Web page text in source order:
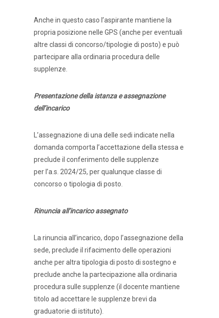
Anche in questo caso l’aspirante mantiene la
propria posizione nelle GPS (anche per eventuali
altre classi di concorso/tipologie di posto) e può
partecipare alla ordinaria procedura delle
supplenze.
Presentazione della istanza e assegnazione
dell’incarico
L’assegnazione di una delle sedi indicate nella
domanda comporta l’accettazione della stessa e
preclude il conferimento delle supplenze
per l’a.s. 2024/25, per qualunque classe di
concorso o tipologia di posto.
Rinuncia all’incarico assegnato
La rinuncia all’incarico, dopo l’assegnazione della
sede, preclude il rifacimento delle operazioni
anche per altra tipologia di posto di sostegno e
preclude anche la partecipazione alla ordinaria
procedura sulle supplenze (il docente mantiene
titolo ad accettare le supplenze brevi da
graduatorie di istituto).